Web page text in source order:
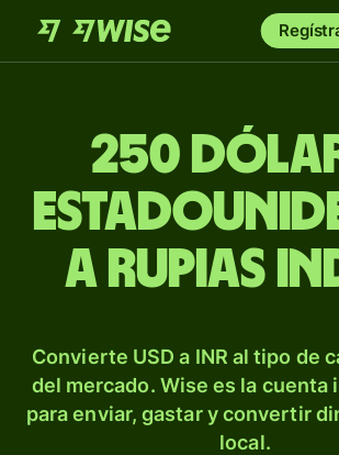
250
a rupias
Convierte USD a INR al tipo de
del mercado. Wise es la cuenta
para enviar, gastar y convertir
local.